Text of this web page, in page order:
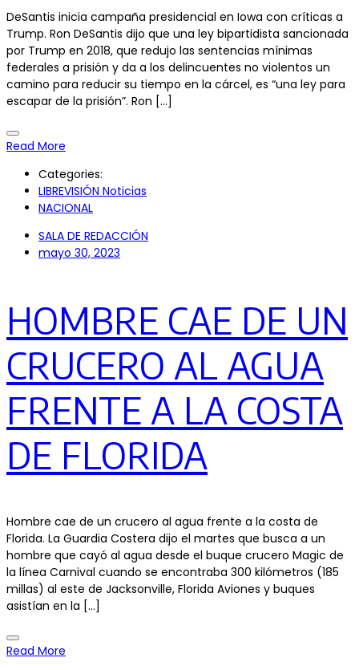
DeSantis inicia campaña presidencial en Iowa con críticas a
Trump. Ron DeSantis dijo que una ley bipartidista sancionada
por Trump en 2018, que redujo las sentencias mínimas
federales a prisión y da a los delincuentes no violentos un
camino para reducir su tiempo en la cárcel, es “una ley para
escapar de la prisión”. Ron […]
Read More
Categories:
LIBREVISIÓN Noticias
NACIONAL
SALA DE REDACCIÓN
mayo 30, 2023
HOMBRE CAE DE UN
CRUCERO AL AGUA
FRENTE A LA COSTA
DE FLORIDA
Hombre cae de un crucero al agua frente a la costa de
Florida. La Guardia Costera dijo el martes que busca a un
hombre que cayó al agua desde el buque crucero Magic de
la línea Carnival cuando se encontraba 300 kilómetros (185
millas) al este de Jacksonville, Florida Aviones y buques
asistían en la […]
Read More